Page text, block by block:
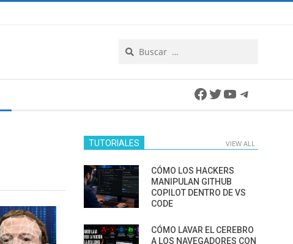
Facebook
Twitter
YouTube
TUTORIALES VIEW ALL
CÓMO LOS HACKERS
MANIPULAN GITHUB
COPILOT DENTRO DE VS
CODE
CÓMO LAVAR EL CEREBRO
A LOS NAVEGADORES CON